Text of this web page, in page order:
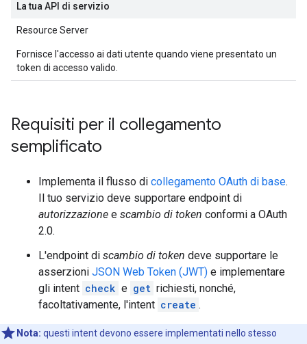
La tua API di servizio
Resource Server
Fornisce l'accesso ai dati utente quando viene presentato un
token di accesso valido.
Requisiti per il collegamento
semplificato
Implementa il flusso di collegamento OAuth di base.
Il tuo servizio deve supportare endpoint di
autorizzazione e scambio di token conformi a OAuth
2.0.
L'endpoint di scambio di token deve supportare le
asserzioni JSON Web Token (JWT) e implementare
gli intent check e get richiesti, nonché,
facoltativamente, l'intent create .
Nota: questi intent devono essere implementati nello stesso